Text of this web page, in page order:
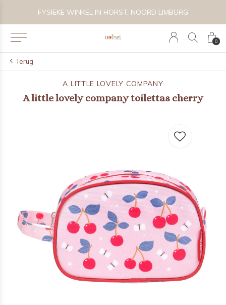
0
FYSIEKE WINKEL IN HORST, NOORD LIMBURG
Terug
A LITTLE LOVELY COMPANY
A little lovely company toilettas cherry